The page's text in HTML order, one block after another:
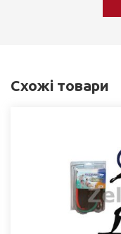
Схожі товари